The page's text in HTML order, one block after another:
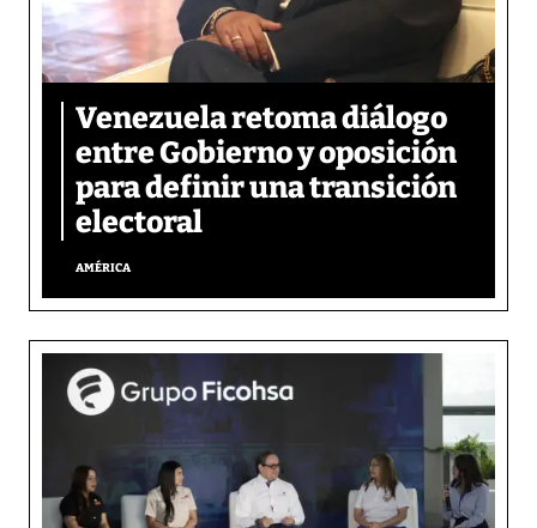
Venezuela retoma diálogo
entre Gobierno y oposición
para definir una transición
electoral
AMÉRICA